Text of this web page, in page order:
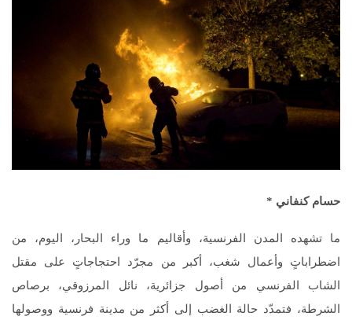
حسام كنفاني *
ما تشهده المدن الفرنسية، وأقاليم ما وراء البحار، اليوم، من
اضطراباتٍ وأعمال شغب، أكبر من مجرّد احتجاجاتٍ على مقتل
الشاب الفرنسي من أصول جزائرية، نائل المرزوقي، برصاص
الشرطة، فتمدّد حالة الغضب إلى أكثر من مدينة فرنسية ووصولها